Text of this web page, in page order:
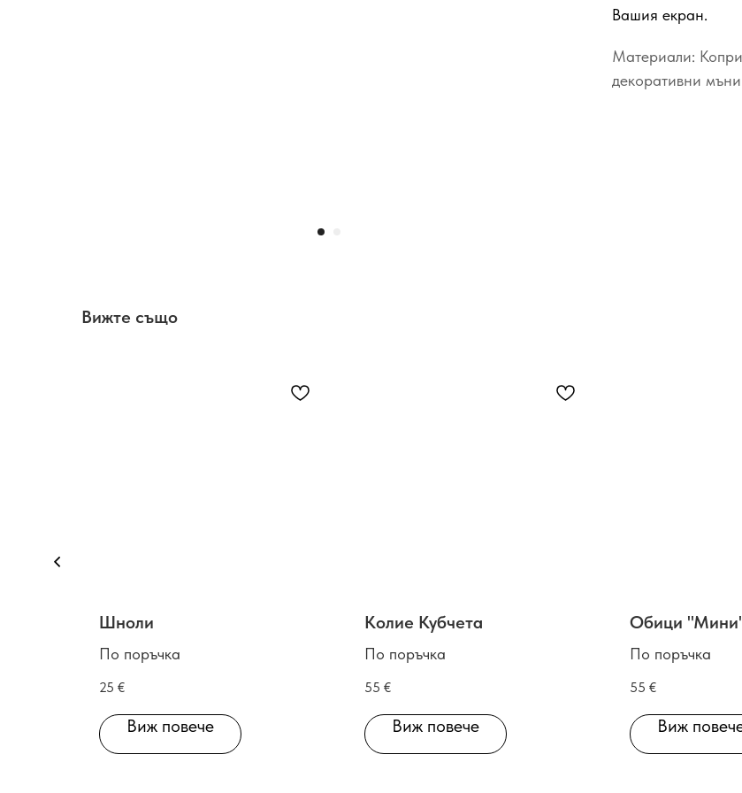
Вашия екран.
Материали:
декоративни
Вижте също
Шноли
По поръчка
25 €
Виж повече
Колие Кубчета
По поръчка
55 €
Виж повече
Обици
По поръчка
55 €
Виж